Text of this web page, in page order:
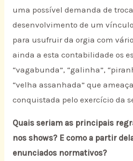
uma possível demanda de
desenvolvimento de um
para usufruir da orgia com
ainda a esta contabilidade os
“vagabunda”, “galinha”,
“velha assanhada” que
conquistada pelo exercício da
Quais seriam as principais
nos shows? E como a partir
enunciados normativos?